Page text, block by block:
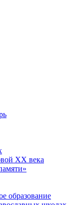
XX века
образование